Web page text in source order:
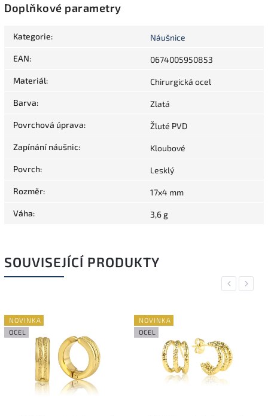
Doplňkové parametry
Kategorie: Náušnice
EAN: 0674005950853
Materiál: Chirurgická ocel
Barva: Zlatá
Povrchová úprava: Žluté PVD
Zapínání náušnic: Kloubové
Povrch: Lesklý
Rozměr: 17x4 mm
Váha: 3,6 g
SOUVISEJÍCÍ PRODUKTY
Previous
NOVINKA
OCEL
NOVINKA
OCEL
Next